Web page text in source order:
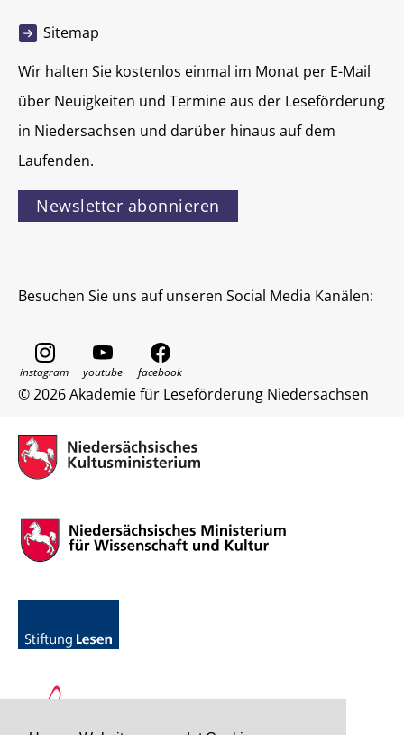
Sitemap
Wir halten Sie kostenlos einmal im Monat per E-Mail
über Neuigkeiten und Termine aus der Leseförderung
in Niedersachsen und darüber hinaus auf dem
Laufenden.
Newsletter abonnieren
Besuchen Sie uns auf unseren Social Media Kanälen:
© 2026 Akademie für Leseförderung Niedersachsen